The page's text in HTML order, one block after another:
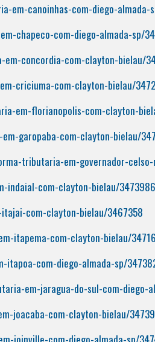
em-canoinhas-com-diego-almada-
chapeco-com-diego-almada-sp/
concordia-com-clayton-bielau/
criciuma-com-clayton-bielau/
em-florianopolis-com-clayton-
garopaba-com-clayton-bielau/
tributaria-em-governador-
indaial-com-clayton-bielau/3473986
com-clayton-bielau/3467358
itapema-com-clayton-bielau/
itapoa-com-diego-almada-sp/
em-jaragua-do-sul-com-diego-
joacaba-com-clayton-bielau/